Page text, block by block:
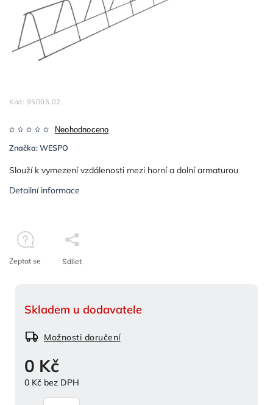
Kód: 95005.02
Neohodnoceno
Značka:WESPO
0 Kč
0 Kč bez DPH
Skladem u dodavatele
Možnosti doručení
Slouží k vymezení vzdálenosti mezi horní a dolní armaturou
Detailní informace
Zeptat se Sdílet